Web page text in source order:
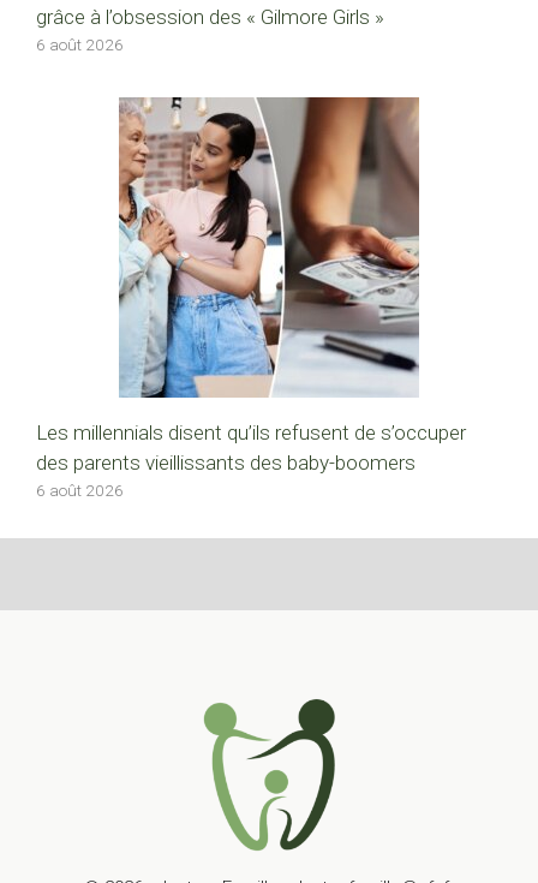
grâce à l’obsession des « Gilmore Girls »
6 août 2026
Les millennials disent qu’ils refusent de s’occuper
des parents vieillissants des baby-boomers
6 août 2026